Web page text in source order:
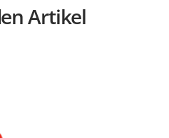
Artikel